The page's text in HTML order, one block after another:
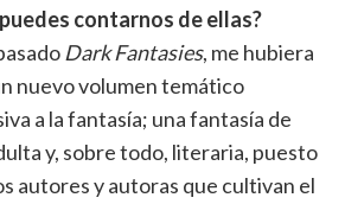
contarnos de ellas?
Dark Fantasies, me hubiera
nuevo volumen temático
a la fantasía; una fantasía de
y, sobre todo, literaria, puesto
autores y autoras que cultivan el